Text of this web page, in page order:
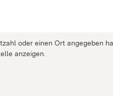
oder einen Ort angegeben
anzeigen.